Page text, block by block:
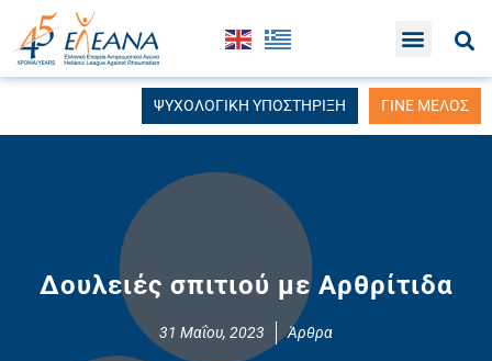
ΨΥΧΟΛΟΓΙΚΗ ΥΠΟΣΤΗΡΙΞΗ ΓΙΝΕ ΜΕΛΟΣ
Δουλειές σπιτιού με Αρθρίτιδα
31 Μαΐου, 2023 Άρθρα